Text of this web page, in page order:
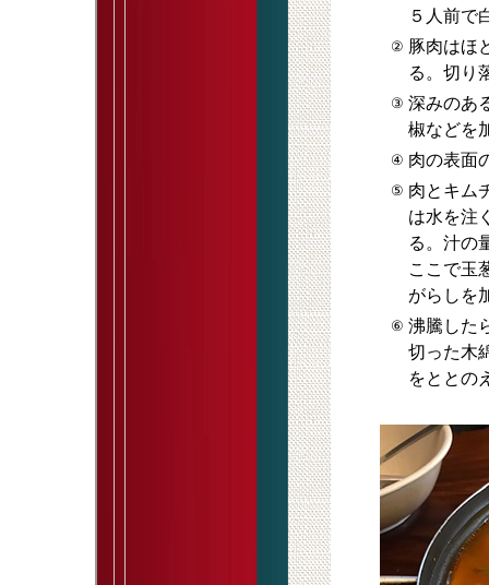
５人前で
② 豚肉はほ
る。切り
③ 深みのあ
椒などを
④ 肉の表面
⑤ 肉とキム
は水を注
る。汁の
ここで玉
がらしを
⑥ 沸騰した
切った木
をととの